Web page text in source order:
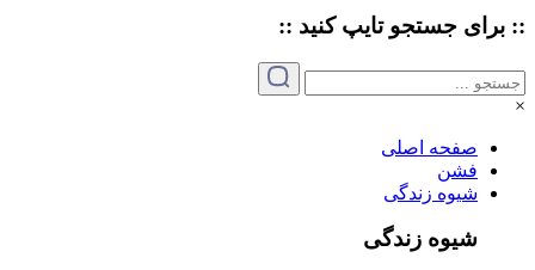
:: برای جستجو تایپکنید ::
×
صفحه اصلی
فشن
شیوه زندگی
شیوه زندگی